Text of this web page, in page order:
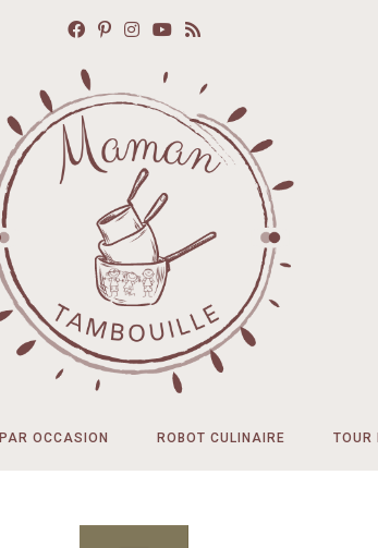
PAR OCCASION ROBOT CULINAIRE TOUR